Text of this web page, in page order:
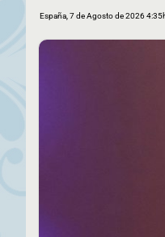
España, 7 de Agosto de 2026